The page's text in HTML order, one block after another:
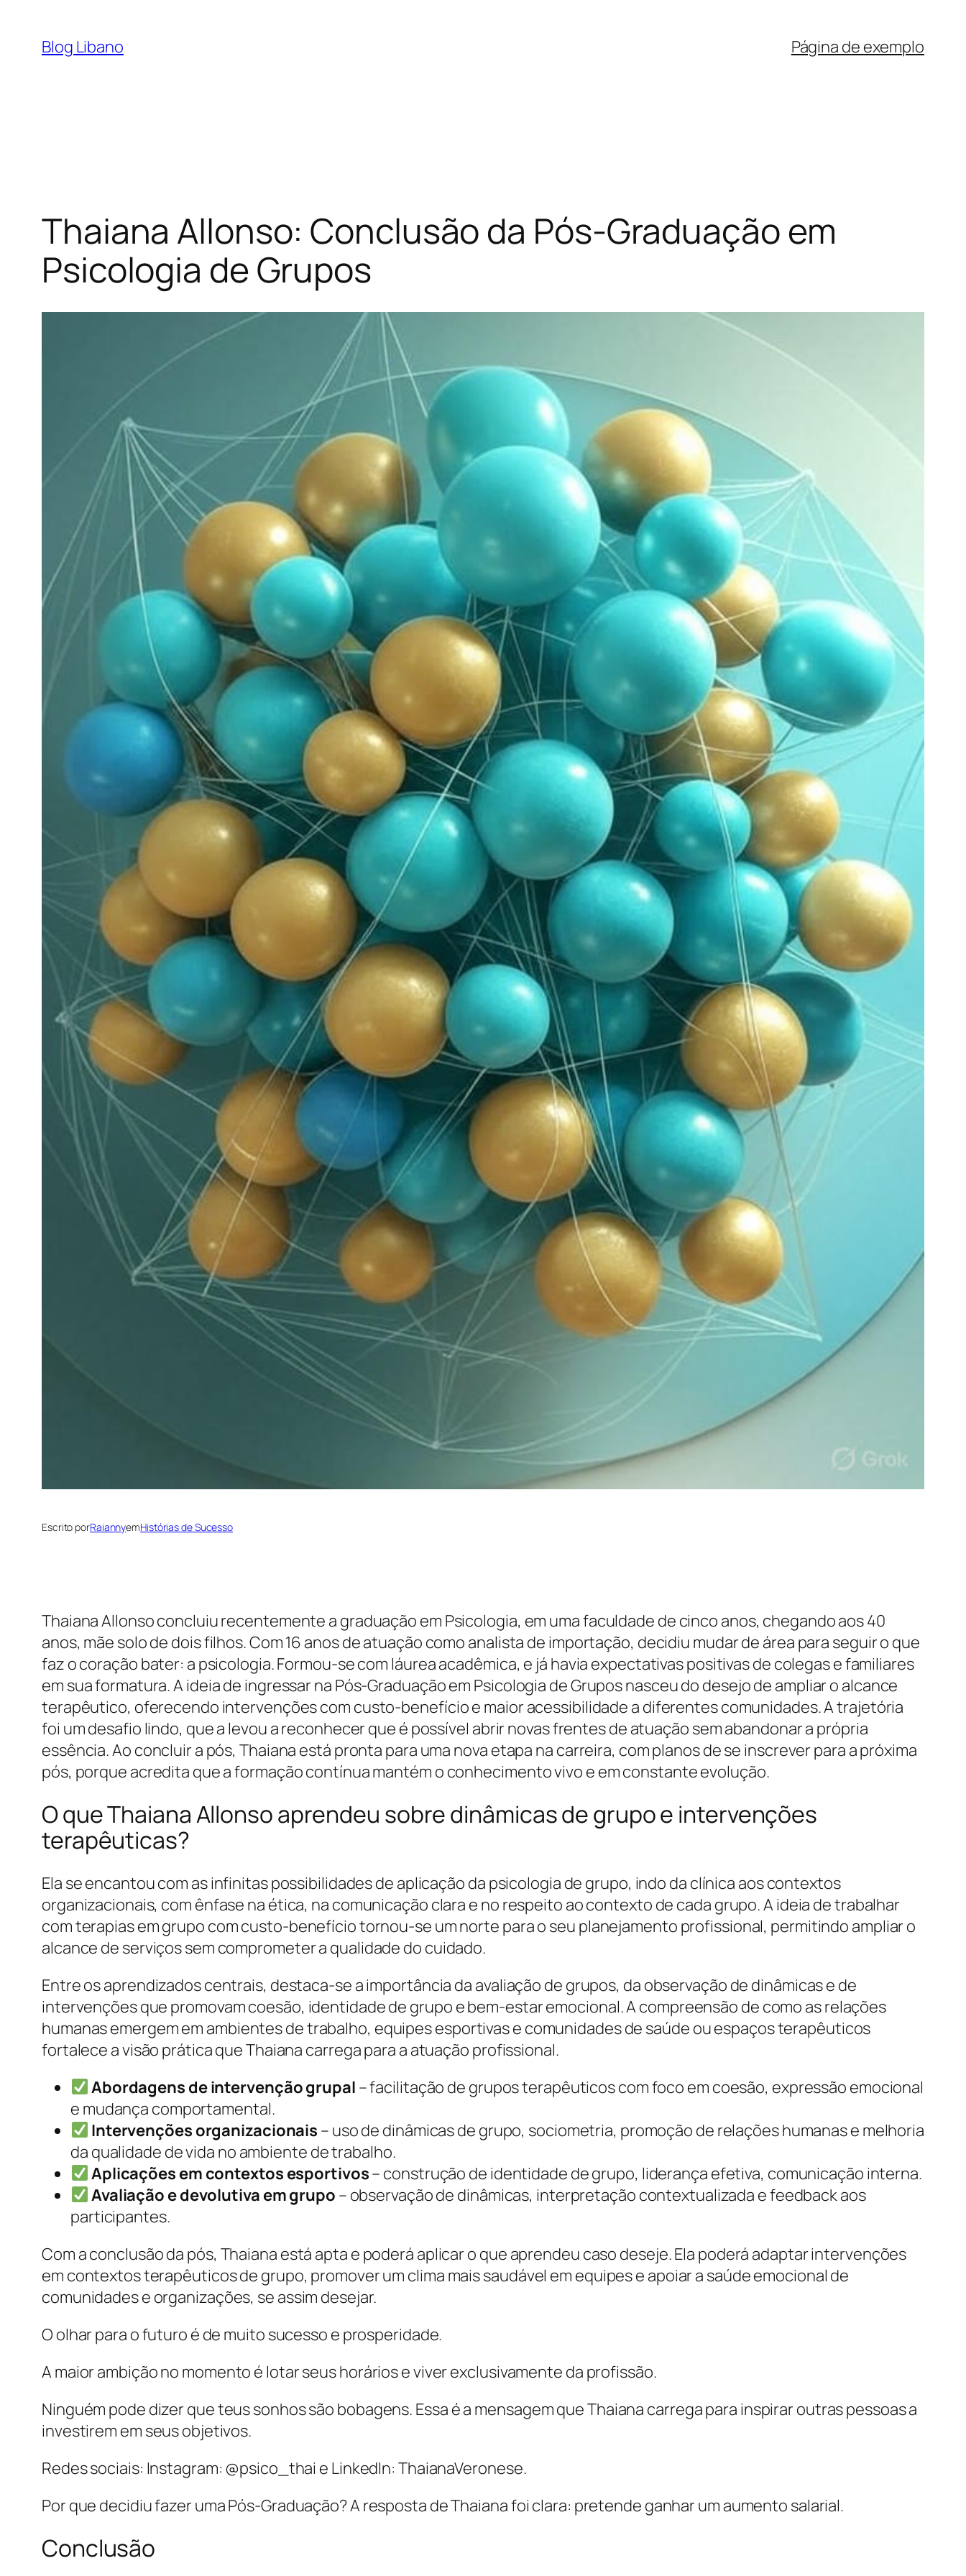
Blog Libano Página de exemplo
Thaiana Allonso: Conclusão da Pós-Graduação em
Psicologia de Grupos
Escrito porRaiannyemHistórias de Sucesso
Thaiana Allonso concluiu recentemente a graduação em Psicologia, em uma faculdade de cinco anos, chegando aos 40
anos, mãe solo de dois filhos. Com 16 anos de atuação como analista de importação, decidiu mudar de área para seguir o que
faz o coração bater: a psicologia. Formou-se com láurea acadêmica, e já havia expectativas positivas de colegas e familiares
em sua formatura. A ideia de ingressar na Pós-Graduação em Psicologia de Grupos nasceu do desejo de ampliar o alcance
terapêutico, oferecendo intervenções com custo-benefício e maior acessibilidade a diferentes comunidades. A trajetória
foi um desafio lindo, que a levou a reconhecer que é possível abrir novas frentes de atuação sem abandonar a própria
essência. Ao concluir a pós, Thaiana está pronta para uma nova etapa na carreira, com planos de se inscrever para a próxima
pós, porque acredita que a formação contínua mantém o conhecimento vivo e em constante evolução.
O que Thaiana Allonso aprendeu sobre dinâmicas de grupo e intervenções
terapêuticas?
Ela se encantou com as infinitas possibilidades de aplicação da psicologia de grupo, indo da clínica aos contextos
organizacionais, com ênfase na ética, na comunicação clara e no respeito ao contexto de cada grupo. A ideia de trabalhar
com terapias em grupo com custo-benefício tornou-se um norte para o seu planejamento profissional, permitindo ampliar o
alcance de serviços sem comprometer a qualidade do cuidado.
Entre os aprendizados centrais, destaca-se a importância da avaliação de grupos, da observação de dinâmicas e de
intervenções que promovam coesão, identidade de grupo e bem-estar emocional. A compreensão de como as relações
humanas emergem em ambientes de trabalho, equipes esportivas e comunidades de saúde ou espaços terapêuticos
fortalece a visão prática que Thaiana carrega para a atuação profissional.
Abordagens de intervenção grupal – facilitação de grupos terapêuticos com foco em coesão, expressão emocional
e mudança comportamental.
Intervenções organizacionais – uso de dinâmicas de grupo, sociometria, promoção de relações humanas e melhoria
da qualidade de vida no ambiente de trabalho.
Aplicações em contextos esportivos– construção de identidade de grupo, liderança efetiva, comunicação interna.
Avaliação e devolutiva em grupo – observação de dinâmicas, interpretação contextualizada e feedback aos
participantes.
Com a conclusão da pós, Thaiana está apta e poderá aplicar o que aprendeu caso deseje. Ela poderá adaptar intervenções
em contextos terapêuticos de grupo, promover um clima mais saudável em equipes e apoiar a saúde emocional de
comunidades e organizações, se assim desejar.
O olhar para o futuro é de muito sucesso e prosperidade.
A maior ambição no momento é lotar seus horários e viver exclusivamente da profissão.
Ninguém pode dizer que teus sonhos são bobagens. Essa é a mensagem que Thaiana carrega para inspirar outras pessoas a
investirem em seus objetivos.
Redes sociais: Instagram: @psico_thai e LinkedIn: ThaianaVeronese.
Por que decidiu fazer uma Pós-Graduação? A resposta de Thaiana foi clara: pretende ganhar um aumento salarial.
Conclusão